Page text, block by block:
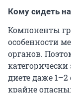
Кому сидеть
Компоненты
особенности
органов.
диете даже
крайне